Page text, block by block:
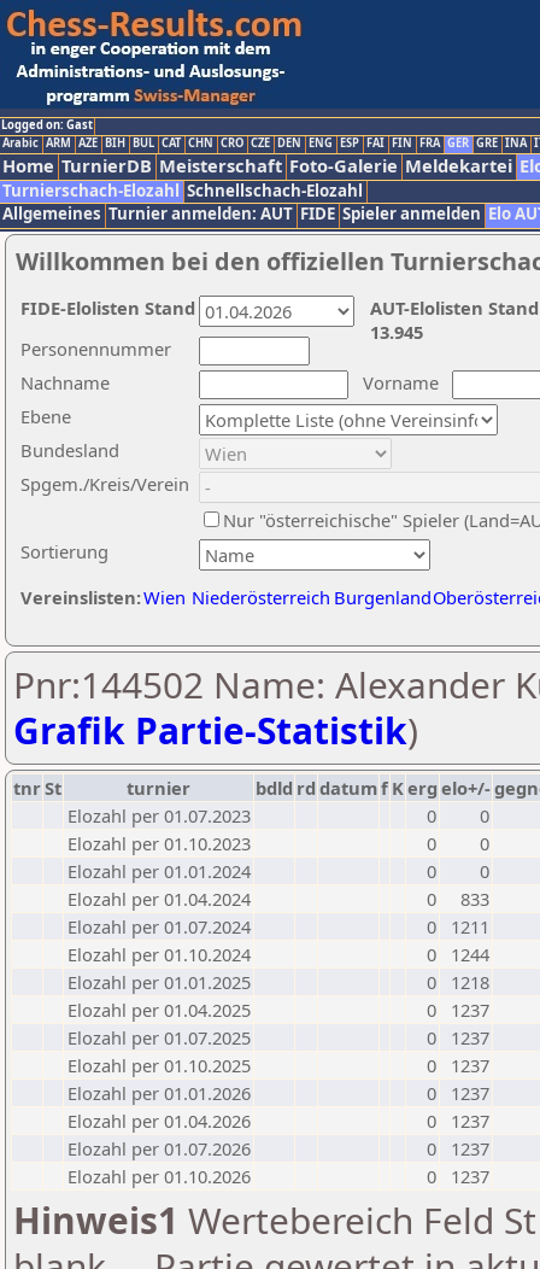
Logged on: Gast
Arabic ARM AZE BIH BUL CAT CHN CRO CZE DEN ENG ESP FAI FIN FRA GER GRE INA
Home TurnierDB Meisterschaft Foto-Galerie Meldekartei
Turnierschach-Elozahl Schnellschach-Elozahl
Allgemeines Turnier anmelden: AUT FIDE Spieler anmelden Elo
Willkommen bei den offiziellen
Nachname
Vorname
Ebene
Sortierung
Personennummer
Bundesland
Spgem./Kreis/Verein
Nur "österreichische" Spieler
Vereinslisten:Wien Niederösterreich Burgenland
AUT-Elolisten
13.945
FIDE-Elolisten Stand
Pnr:144502 Name: Alexander
Grafik Partie-Statistik)
tnrSt turnier bdld rd datumf Kerg elo+/-
Elozahl per 01.07.2023
0
0
Elozahl per 01.10.2023
0
0
Elozahl per 01.01.2024
0
0
Elozahl per 01.04.2024
0
833
Elozahl per 01.07.2024
0
1211
Elozahl per 01.10.2024
0
1244
Elozahl per 01.01.2025
0
1218
Elozahl per 01.04.2025
0
1237
Elozahl per 01.07.2025
0
1237
Elozahl per 01.10.2025
0
1237
Elozahl per 01.01.2026
0
1237
Elozahl per 01.04.2026
0
1237
Elozahl per 01.07.2026
0
1237
Elozahl per 01.10.2026
0 1237
Hinweis1 Wertebereich Feld